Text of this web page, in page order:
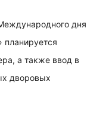
дня
а также ввод в
дворовых